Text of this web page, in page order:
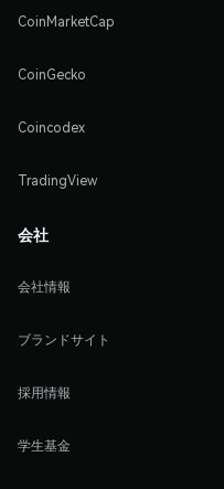
CoinMarketCap
CoinGecko
Coincodex
TradingView
会社
会社情報
ブランドサイト
採用情報
学生基金